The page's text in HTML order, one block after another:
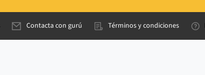
Contacta con gurú Términos y condiciones